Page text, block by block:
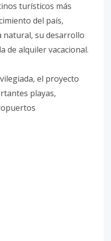
turísticos más
del país,
natural, su desarrollo
de alquiler vacacional.
el proyecto
playas,